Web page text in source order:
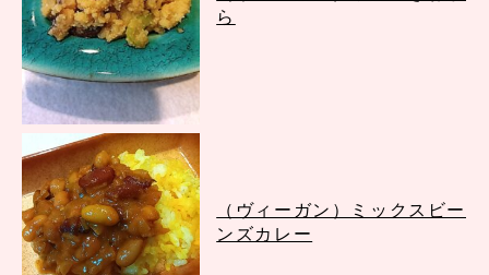
ら
（ヴィーガン）ミックスビー
ンズカレー